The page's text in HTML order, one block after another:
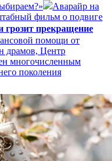
Аварайр на
фильм о подвиге
прекращение
помощи от
драмов, Центр
многочисленным
поколения